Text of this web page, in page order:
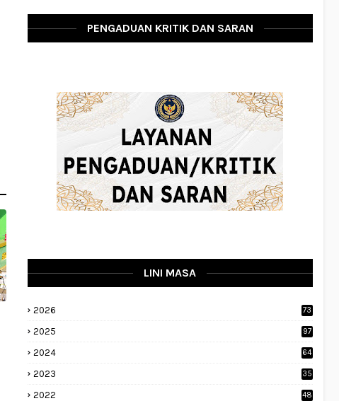
PENGADUAN KRITIK DAN SARAN
LINI MASA
2026 73
2025 97
2024 64
2023
35
2022
48